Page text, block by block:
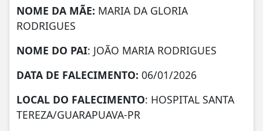
NOME DA MÃE: MARIA DA GLORIA
RODRIGUES
NOME DO PAI: JOÃO MARIA RODRIGUES
DATA DE FALECIMENTO: 06/01/2026
LOCAL DO FALECIMENTO: HOSPITAL SANTA
TEREZA/GUARAPUAVA-PR